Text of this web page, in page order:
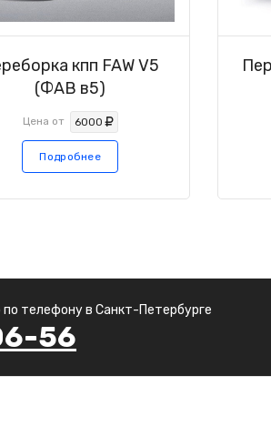
кпп FAW V5
(ФАВ в5)
Цена от 6000
Подробнее
телефону в Санкт-Петербурге
56